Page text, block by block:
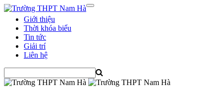
Giới thiệu
Thời khóa biểu
Tin tức
Giải trí
Liên hệ